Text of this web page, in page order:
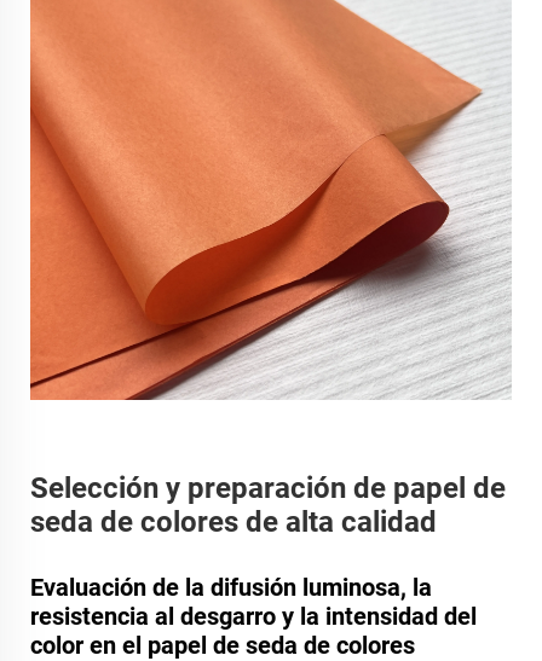
Selección y preparación de papel de
seda de colores de alta calidad
Evaluación de la difusión luminosa, la
resistencia al desgarro y la intensidad del
color en el papel de seda de colores